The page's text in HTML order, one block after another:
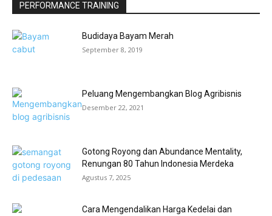
PERFORMANCE TRAINING
Budidaya Bayam Merah
September 8, 2019
Peluang Mengembangkan Blog Agribisnis
Desember 22, 2021
Gotong Royong dan Abundance Mentality,
Renungan 80 Tahun Indonesia Merdeka
Agustus 7, 2025
Cara Mengendalikan Harga Kedelai dan